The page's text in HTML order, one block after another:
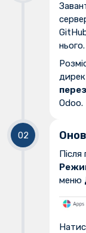
нього.
Odoo.
меню